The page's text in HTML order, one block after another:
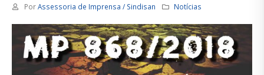
PorAssessoria de Imprensa / Sindisan Notícias